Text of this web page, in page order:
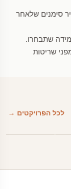
סימנים שלאחר
שתבחרו.
שריטות
לכל הפרויקטים →